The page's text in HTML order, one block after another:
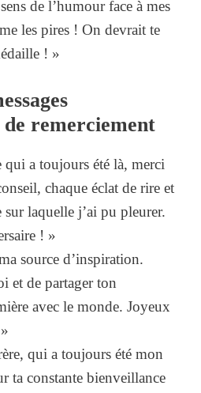
de l’humour face à mes
les pires ! On devrait te
! »
de remerciement
a toujours été là, merci
chaque éclat de rire et
sur laquelle j’ai pu pleurer.
! »
source d’inspiration.
et de partager ton
avec le monde. Joyeux
qui a toujours été mon
ta constante bienveillance